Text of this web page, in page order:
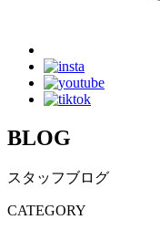
BLOG
スタッフブログ
CATEGORY